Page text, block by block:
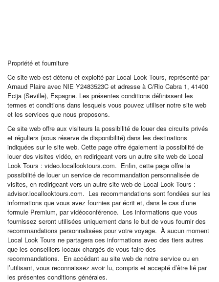
Propriété et fourniture
Ce site web est détenu et exploité par Local Look Tours, représenté par
Arnaud Plaire avec NIE Y2483523C et adresse à C/Rio Cabra 1, 41400
Ecija (Seville), Espagne. Les présentes conditions définissent les
termes et conditions dans lesquels vous pouvez utiliser notre site web
et les services que nous proposons.
Ce site web offre aux visiteurs la possibilité de louer des circuits privés
et réguliers (sous réserve de disponibilité) dans les destinations
indiquées sur le site web. Cette page offre également la possibilité de
louer des visites vidéo, en redirigeant vers un autre site web de Local
Look Tours : video.locallooktours.com. Enfin, cette page offre la
possibilité de louer un service de recommandation personnalisée de
visites, en redirigeant vers un autre site web de Local Look Tours :
advisor.locallooktours.com. Les recommandations sont fondées sur les
informations que vous avez fournies par écrit et, dans le cas d’une
formule Premium, par vidéoconférence. Les informations que vous
fournissez seront utilisées uniquement dans le but de vous fournir des
recommandations personnalisées pour votre voyage. À aucun moment
Local Look Tours ne partagera ces informations avec des tiers autres
que les conseillers locaux chargés de vous faire des
recommandations. En accédant au site web de notre service ou en
l’utilisant, vous reconnaissez avoir lu, compris et accepté d’être lié par
les présentes conditions générales.